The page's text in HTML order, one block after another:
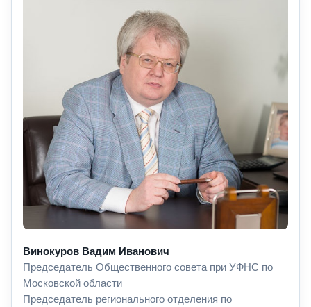
Винокуров Вадим Иванович
Председатель Общественного совета при УФНС по
Московской области
Председатель регионального отделения по